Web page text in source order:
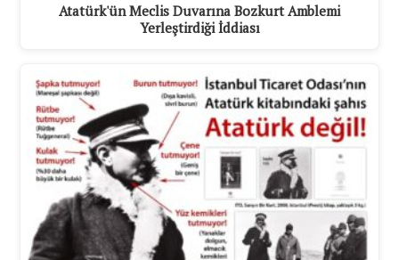
Atatürk'ün Meclis Duvarına Bozkurt Amblemi
Yerleştirdiği İddiası